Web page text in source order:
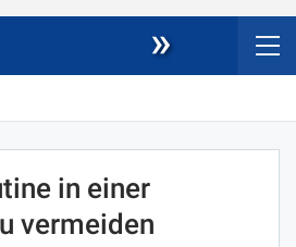
»
in einer
vermeiden